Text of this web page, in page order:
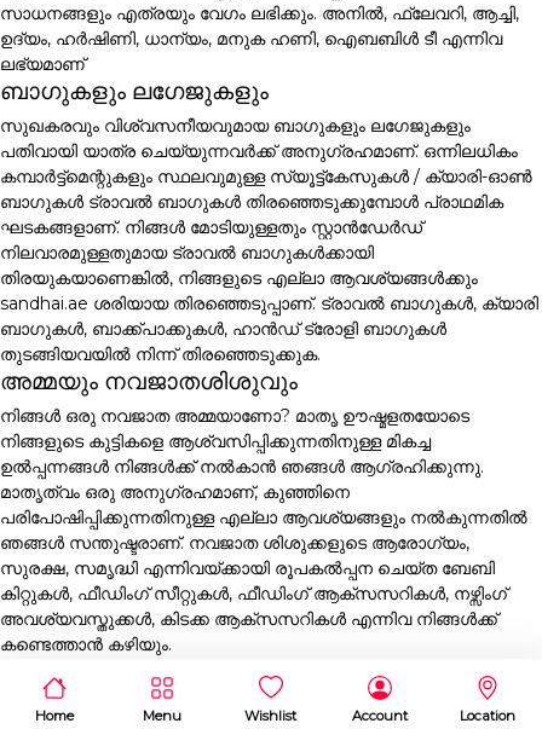
സാധനങ്ങളും എത്രയും വേഗം ലഭിക്കും. അനിൽ, ഫ്ലേവറി, ആച്ചി,
ഉദ്യം, ഹർഷിണി, ധാന്യം, മനുക ഹണി, ഐബബിൾ ടീ എന്നിവ
ലഭ്യമാണ്
ബാഗുകളും ലഗേജുകളും
സുഖകരവും വിശ്വസനീയവുമായ ബാഗുകളും ലഗേജുകളും
പതിവായി യാത്ര ചെയ്യുന്നവർക്ക് അനുഗ്രഹമാണ്. ഒന്നിലധികം
കമ്പാർട്ട്മെന്റുകളും സ്ഥലവുമുള്ള സ്യൂട്ട്കേസുകൾ / ക്യാരി-ഓൺ
ബാഗുകൾ ട്രാവൽ ബാഗുകൾ തിരഞ്ഞെടുക്കുമ്പോൾ പ്രാഥമിക
ഘടകങ്ങളാണ്. നിങ്ങൾ മോടിയുള്ളതും സ്റ്റാൻഡേർഡ്
നിലവാരമുള്ളതുമായ ട്രാവൽ ബാഗുകൾക്കായി
തിരയുകയാണെങ്കിൽ, നിങ്ങളുടെ എല്ലാ ആവശ്യങ്ങൾക്കും
sandhai.ae ശരിയായ തിരഞ്ഞെടുപ്പാണ്. ട്രാവൽ ബാഗുകൾ, ക്യാരി
ബാഗുകൾ, ബാക്ക്പാക്കുകൾ, ഹാൻഡ് ട്രോളി ബാഗുകൾ
തുടങ്ങിയവയിൽ നിന്ന് തിരഞ്ഞെടുക്കുക.
അമ്മയും നവജാതശിശുവും
നിങ്ങൾ ഒരു നവജാത അമ്മയാണോ? മാതൃ ഊഷ്മളതയോടെ
നിങ്ങളുടെ കുട്ടികളെ ആശ്വസിപ്പിക്കുന്നതിനുള്ള മികച്ച
ഉൽപ്പന്നങ്ങൾ നിങ്ങൾക്ക് നൽകാൻ ഞങ്ങൾ ആഗ്രഹിക്കുന്നു.
മാതൃത്വം ഒരു അനുഗ്രഹമാണ്, കുഞ്ഞിനെ
പരിപോഷിപ്പിക്കുന്നതിനുള്ള എല്ലാ ആവശ്യങ്ങളും നൽകുന്നതിൽ
ഞങ്ങൾ സന്തുഷ്ടരാണ്. നവജാത ശിശുക്കളുടെ ആരോഗ്യം,
സുരക്ഷ, സമൃദ്ധി എന്നിവയ്ക്കായി രൂപകൽപ്പന ചെയ്ത ബേബി
കിറ്റുകൾ, ഫീഡിംഗ് സീറ്റുകൾ, ഫീഡിംഗ് ആക്സസറികൾ, നഴ്സിംഗ്
അവശ്യവസ്തുക്കൾ, കിടക്ക ആക്സസറികൾ എന്നിവ നിങ്ങൾക്ക്
കണ്ടെത്താൻ കഴിയും.
Home Menu Wishlist Account Location